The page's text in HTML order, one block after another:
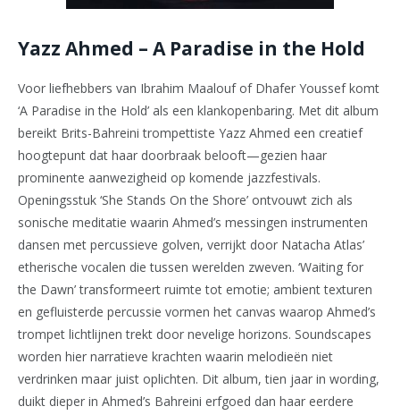
Yazz Ahmed – A Paradise in the Hold
Voor liefhebbers van Ibrahim Maalouf of Dhafer Youssef komt
‘A Paradise in the Hold’ als een klankopenbaring. Met dit album
bereikt Brits-Bahreini trompettiste Yazz Ahmed een creatief
hoogtepunt dat haar doorbraak belooft—gezien haar
prominente aanwezigheid op komende jazzfestivals.
Openingsstuk ‘She Stands On the Shore’ ontvouwt zich als
sonische meditatie waarin Ahmed’s messingen instrumenten
dansen met percussieve golven, verrijkt door Natacha Atlas’
etherische vocalen die tussen werelden zweven. ‘Waiting for
the Dawn’ transformeert ruimte tot emotie; ambient texturen
en gefluisterde percussie vormen het canvas waarop Ahmed’s
trompet lichtlijnen trekt door nevelige horizons. Soundscapes
worden hier narratieve krachten waarin melodieën niet
verdrinken maar juist oplichten. Dit album, tien jaar in wording,
duikt dieper in Ahmed’s Bahreini erfgoed dan haar eerdere